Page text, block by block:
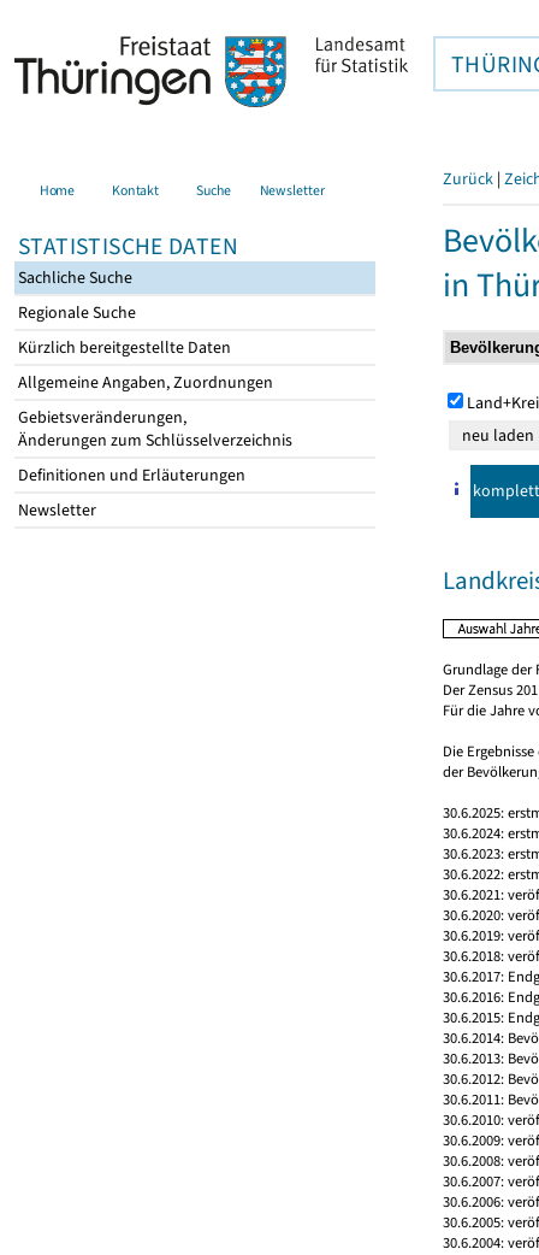
Home Kontakt Suche Newsletter
STATISTISCHE DATEN
Sachliche Suche
Regionale Suche
Kürzlich bereitgestellte Daten
Allgemeine Angaben, Zuordnungen
Gebietsveränderungen,
Änderungen zum Schlüsselverzeichnis
Definitionen und Erläuterungen
Newsletter
Zurück |
in
komplett
Grundlage der
Der Zensus
Für die Jahre
Die
der
30.6.2025:
30.6.2024:
30.6.2023:
30.6.2022:
30.6.2021:
30.6.2020:
30.6.2019:
30.6.2018:
30.6.2017:
30.6.2016:
30.6.2015:
30.6.2014:
30.6.2013:
30.6.2012:
30.6.2011:
30.6.2010:
30.6.2009:
30.6.2008:
30.6.2007:
30.6.2006:
30.6.2005:
30.6.2004: